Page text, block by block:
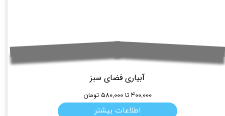
آبیاری فضای سبز
۴۰۰,۰۰۰ تا ۵۸۰,۰۰۰ تومان
اطلاعات بیشتر